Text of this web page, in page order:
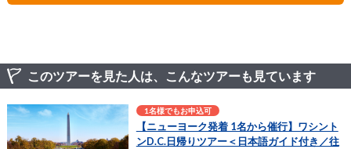
このツアーを見た人は、こんなツアーも見ています
1名様でもお申込可
【ニューヨーク発着 1名から催行】ワシント
ンD.C.日帰りツアー＜日本語ガイド付き／往